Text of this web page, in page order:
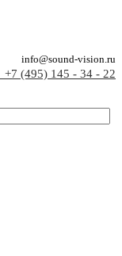
info@sound-vision.ru
+7 (495) 145 - 34 - 22